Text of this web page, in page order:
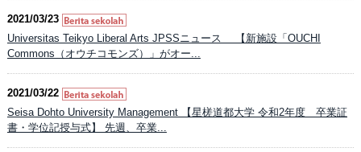
2021/03/23
Universitas Teikyo Liberal Arts JPSSニュース 【新施設「OUCHI
Commons（オウチコモンズ）」がオー...
2021/03/22
Seisa Dohto University Management 【星槎道都大学 令和2年度 卒業証
書・学位記授与式】 先週、卒業...